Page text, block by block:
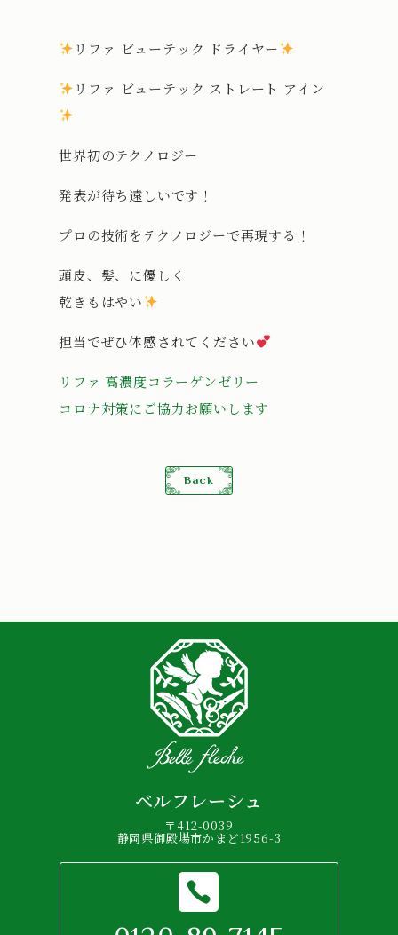
リファ ビューテック ドライヤー
リファ ビューテック ストレート アイン
世界初のテクノロジー
発表が待ち遠しいです！
プロの技術をテクノロジーで再現する！
頭皮、髪、に優しく
乾きもはやい
担当でぜひ体感されてください
リファ 高濃度コラーゲンゼリー
コロナ対策にご協力お願いします
Back
ベルフレーシュ
〒412-0039
静岡県御殿場市かまど1956-3